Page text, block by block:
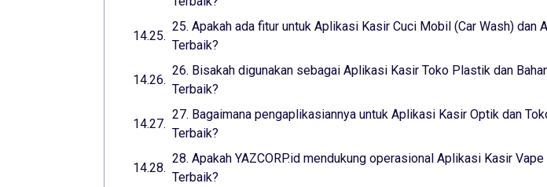
25. Apakah ada fitur untuk Aplikasi Kasir Cuci Mobil (Car Wash) dan
Terbaik?
26. Bisakah digunakan sebagai Aplikasi Kasir Toko Plastik dan
Terbaik?
27. Bagaimana pengaplikasiannya untuk Aplikasi Kasir Optik dan
Terbaik?
28. Apakah YAZCORP.id mendukung operasional Aplikasi Kasir
Terbaik?